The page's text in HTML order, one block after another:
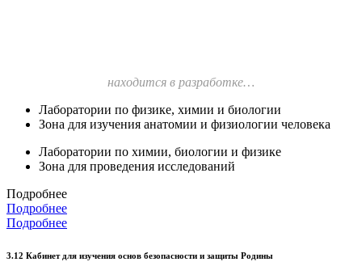
находится в разработке…
Лаборатории по физике, химии и биологии
Зона для изучения анатомии и физиологии человека
Лаборатории по химии, биологии и физике
Зона для проведения исследований
Подробнее
Подробнее
Подробнее
3.12 Кабинет для изучения основ безопасности и защиты Родины